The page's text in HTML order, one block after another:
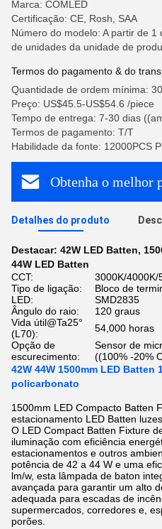
Marca: COMLED
Certificação: CE, Rosh, SAA
Número do modelo: A partir de
de unidades da unidade de
Termos do pagamento & do
Quantidade de ordem mínima:
Preço: US$45.5-US$54.6 /piece
Tempo de entrega: 7-30 dias
Termos de pagamento: T/T
Habilidade da fonte: 12000PCS
Obtenha o melhor
Detalhes do produto
Destacar: 42W LED Batten,
44W LED Batten
CCT:
3000K/4000K/
Tipo de ligação:
Bloco de
LED:
SMD2835
Ângulo do raio:
120 graus
Vida útil@Ta25°
(L70):
54,000 horas
Opção de
escurecimento:
Sensor de
((100% -20%
42W 44W 1500mm LED Batten
policarbonato
1500mm LED Compacto Batten
estacionamento LED Batten
O LED Compact Batten Fixture
iluminação com eficiência
estacionamentos e outros
potência de 42 a 44 W e uma
lm/w, esta lâmpada de baton
avançada para garantir um alto
adequada para escadas de
supermercados, corredores e,
porões.